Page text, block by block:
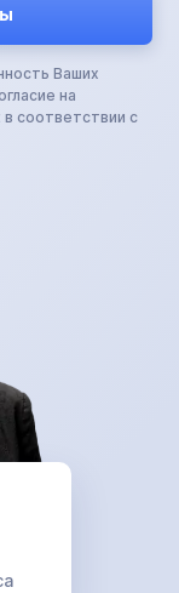
Ваших
на
соответствии с